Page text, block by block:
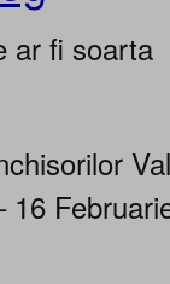
ar fi soarta